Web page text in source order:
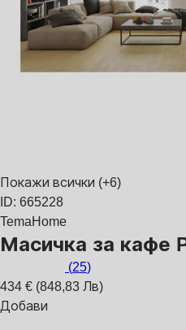
Покажи всички (+6)
ID: 665228
TemaHome
Масичка за кафе
(25)
434 € (848,83 Лв)
Добави